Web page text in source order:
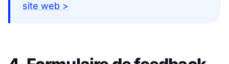
site web >